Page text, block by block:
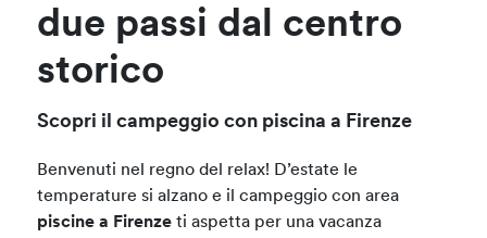
due passi dal centro
storico
Scopri il campeggio con piscina a Firenze
Benvenuti nel regno del relax! D’estate le
temperature si alzano e il campeggio con area
piscine a Firenze ti aspetta per una vacanza